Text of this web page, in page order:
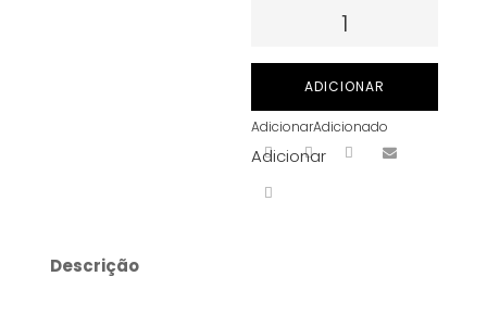
Quantidade
Perma
Blend
Luxe
ADICIONAR
AdicionarAdicionado
Adicionar
Descrição